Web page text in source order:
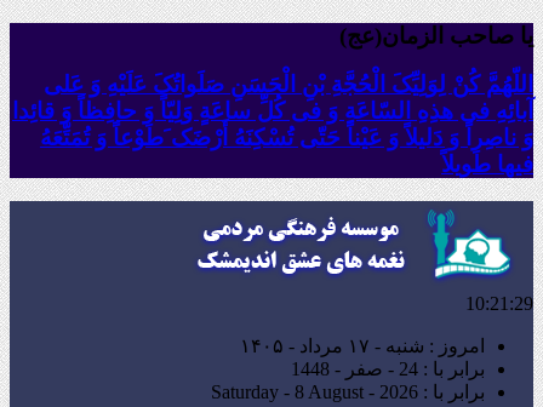
یا صاحب الزمان(عج)
اللّهُمَّ کُنْ لِوَلِیِّکَ الْحُجَّةِ بْنِ الْحَسَنِ صَلَواتُکَ عَلَیْهِ وَ عَلى
آبائِهِ فی هذِهِ السّاعَةِ وَ فی کُلِّ ساعَةٍ وَلِیّاً وَ حافِظاً وَ قائِدا
‏وَ ناصِراً وَ دَلیلاً وَ عَیْناً حَتّى تُسْکِنَهُ أَرْضَک َطَوْعاً وَ تُمَتِّعَهُ
فیها طَویلاً
10:21:31
امروز : شنبه - ۱۷ مرداد - ۱۴۰۵
برابر با : 24 - صفر - 1448
برابر با : Saturday - 8 August - 2026